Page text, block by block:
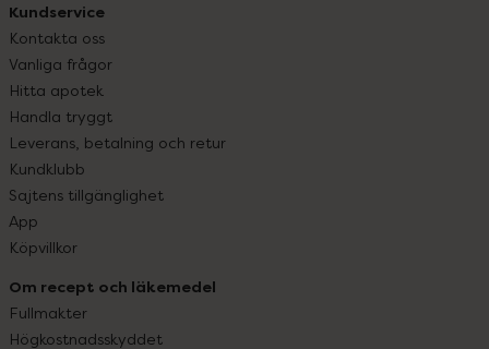
Kundservice
Kontakta oss
Vanliga frågor
Hitta apotek
Handla tryggt
Leverans, betalning och retur
Kundklubb
Sajtens tillgänglighet
App
Köpvillkor
Om recept och läkemedel
Fullmakter
Högkostnadsskyddet